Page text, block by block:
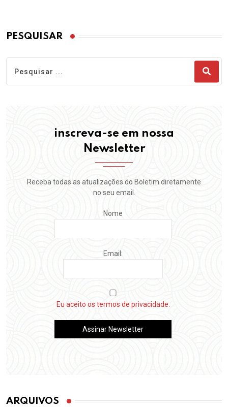
PESQUISAR
inscreva-se em nossa
Newsletter
Receba todas as atualizações do Boletim diretamente
no seu email.
Nome
Email:
Eu aceito os termos de privacidade.
ARQUIVOS